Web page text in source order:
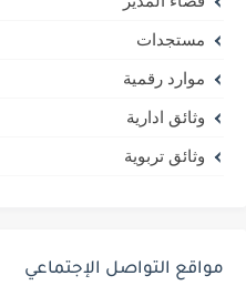
مستجدات
موارد رقمية
وثائق ادارية
وثائق تربوية
مواقع التواصل الإجتماعي